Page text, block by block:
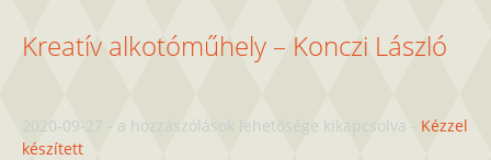
Kreatív alkotóműhely – Konczi László
2020-09-27 - Kreatív
a hozzászólások lehetősége kikapcsolva - Kézzel
készített